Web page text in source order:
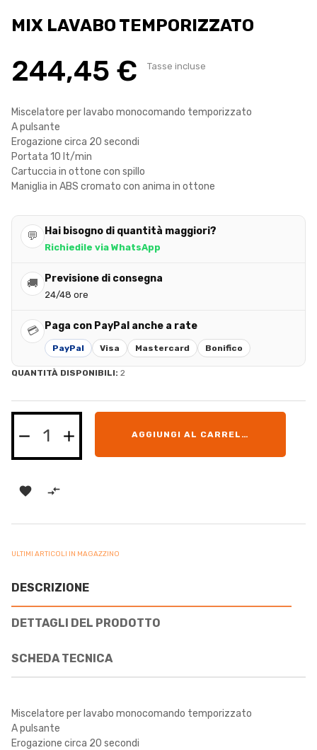
MIX LAVABO TEMPORIZZATO
244,45 € Tasse incluse
Miscelatore per lavabo monocomando temporizzato
A pulsante
Erogazione circa 20 secondi
Portata 10 lt/min
Cartuccia in ottone con spillo
Maniglia in ABS cromato con anima in ottone
💬 Hai bisogno di quantità maggiori?
Richiedile via WhatsApp
🚚 Previsione di consegna
24/48 ore
💳 Paga con PayPal anche a rate
PayPal Visa Mastercard Bonifico
QUANTITÀ DISPONIBILI: 2
AGGIUNGI AL CARRELLO
 
ULTIMI ARTICOLI IN MAGAZZINO
DESCRIZIONE
DETTAGLI DEL PRODOTTO
SCHEDA TECNICA
Miscelatore per lavabo monocomando temporizzato
A pulsante
Erogazione circa 20 secondi